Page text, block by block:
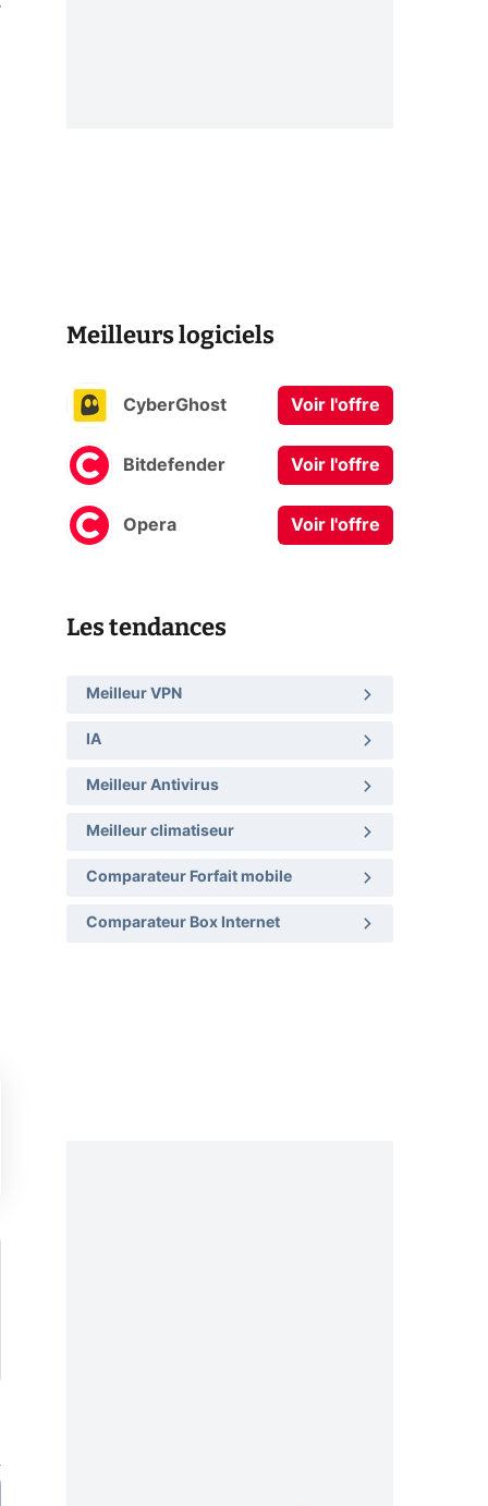
Meilleurs logiciels
CyberGhost Voir l'offre
Bitdefender Voir l'offre
Opera Voir l'offre
Les tendances
Meilleur VPN
IA
Meilleur Antivirus
Meilleur climatiseur
Comparateur Forfait mobile
Comparateur Box Internet